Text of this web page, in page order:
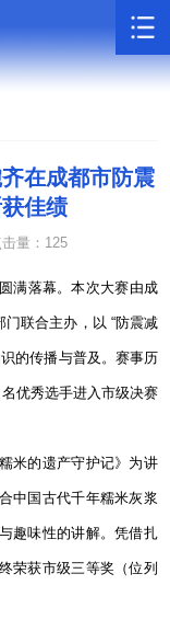
在成都市防震
佳绩
量： 125
满落幕。本次大赛由成
门联合主办，以 “防震减
的传播与普及。赛事历
名优秀选手进入市级决赛
米的遗产守护记》为讲
中国古代千年糯米灰浆
趣味性的讲解。凭借扎
荣获市级三等奖（位列